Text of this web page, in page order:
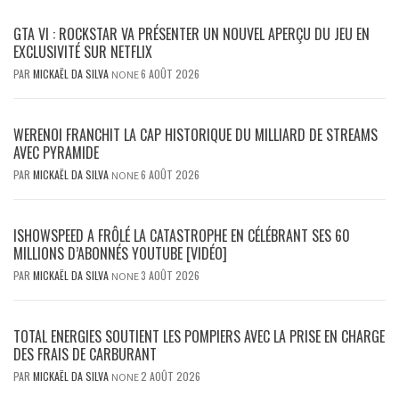
GTA VI : ROCKSTAR VA PRÉSENTER UN NOUVEL APERÇU DU JEU EN
EXCLUSIVITÉ SUR NETFLIX
PAR MICKAËL DA SILVA NONE6 AOÛT 2026
WERENOI FRANCHIT LA CAP HISTORIQUE DU MILLIARD DE STREAMS
AVEC PYRAMIDE
PAR MICKAËL DA SILVA NONE6 AOÛT 2026
ISHOWSPEED A FRÔLÉ LA CATASTROPHE EN CÉLÉBRANT SES 60
MILLIONS D’ABONNÉS YOUTUBE [VIDÉO]
PAR MICKAËL DA SILVA NONE3 AOÛT 2026
TOTAL ENERGIES SOUTIENT LES POMPIERS AVEC LA PRISE EN CHARGE
DES FRAIS DE CARBURANT
PAR MICKAËL DA SILVA NONE2 AOÛT 2026